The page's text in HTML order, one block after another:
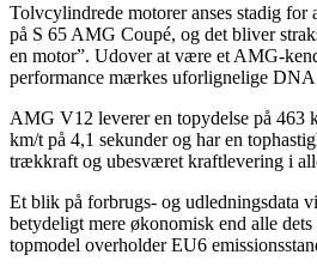
Tolvcylindrede motorer anses stadig
på S 65 AMG Coupé, og det bliver
en motor”. Udover at være et AMG-
performance mærkes uforlignelige
AMG V12 leverer en topydelse på 463
km/t på 4,1 sekunder og har en
trækkraft og ubesværet kraftlevering i
Et blik på forbrugs- og udledningsdata
betydeligt mere økonomisk end alle
topmodel overholder EU6